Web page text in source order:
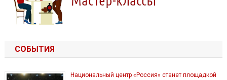
СОБЫТИЯ
Национальный центр «Россия» станет площадкой